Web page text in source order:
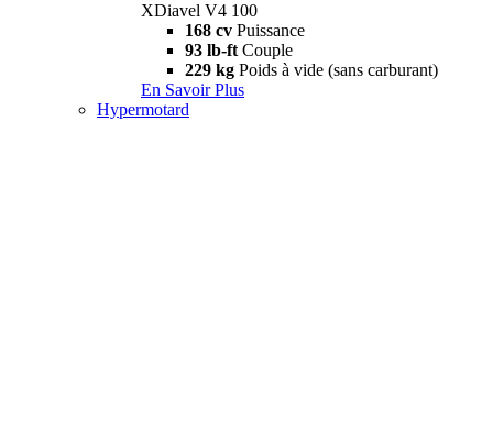
XDiavel V4 100
168 cv Puissance
93 lb-ft Couple
229 kg Poids à vide (sans carburant)
En Savoir Plus
Hypermotard